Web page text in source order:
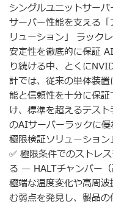
シングルユニットサー
サーバー性能を支える
リューション」 ラック
安定性を徹底的に保証
り続ける中、とくに
計では、従来の単体装
能と信頼性を十分に保
け、標準を超えるテス
のAIサーバーラックに
極限検証ソリューショ
✅ 極限条件でのストレ
る — HALTチャンバー（
極端な温度変化や高周
む弱点を発見し、製品